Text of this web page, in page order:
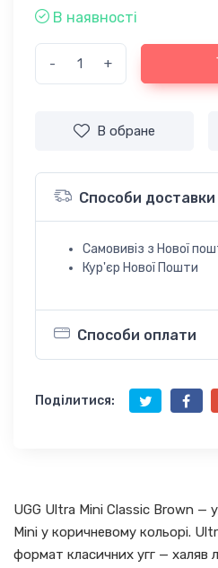
В наявності
- +
В обране
Способи доставки
Самовивіз з Нової
Кур'єр Нової Пошти
Способи оплати
Поділитися:
UGG Ultra Mini Classic Brown —
Mini у коричневому кольорі.
формат класичних угг — халяв